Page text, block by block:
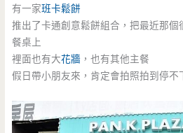
有一家班卡鬆餅
推出了卡通創意鬆餅組合，把最近那個
餐桌上
裡面也有大花牆 ，也有其他主餐
假日帶小朋友來，肯定會拍照拍到停不